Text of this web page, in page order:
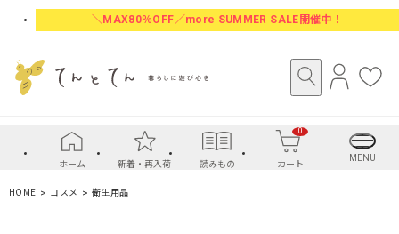
＼MAX80％OFF／more SUMMER SALE開催中！
に
入
り
ホーム 新着・再入荷 読みもの カート
0
MENU
HOME コスメ 衛生用品